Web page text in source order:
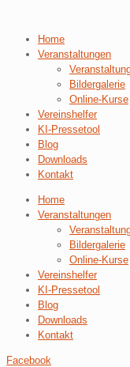
Home
Veranstaltungen
Bildergalerie
Online-Kurse
Vereinshelfer
KI-Pressetool
Blog
Downloads
Kontakt
Home
Veranstaltungen
Bildergalerie
Online-Kurse
Vereinshelfer
KI-Pressetool
Blog
Downloads
Kontakt
Facebook